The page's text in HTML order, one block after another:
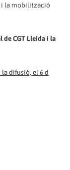
i la mobilització
CGT Lleida i la